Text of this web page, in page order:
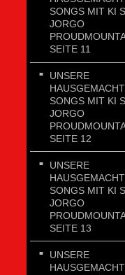
SONGS MIT KI
JORGO
SEITE 11
UNSERE
SONGS MIT KI
JORGO
SEITE 12
UNSERE
SONGS MIT KI
JORGO
SEITE 13
UNSERE